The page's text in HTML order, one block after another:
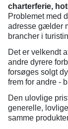
charterferie,
Problemet med
adresse gælder
brancher i
Det er velkendt
andre dyrere
forsøges solgt
frem for andre -
Den ulovlige
generelle,
samme